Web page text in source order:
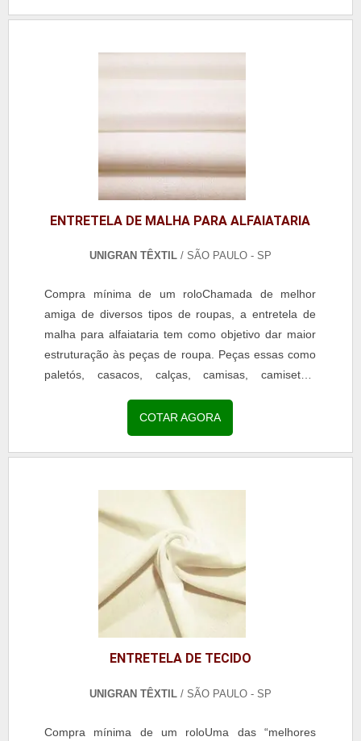
ENTRETELA DE MALHA PARA ALFAIATARIA
UNIGRAN TÊXTIL / SÃO PAULO - SP
Compra mínima de um roloChamada de melhor
amiga de diversos tipos de roupas, a entretela de
malha para alfaiataria tem como objetivo dar maior
estruturação às peças de roupa. Peças essas como
paletós, casacos, calças, camisas, camisetas,
COTAR AGORA
ENTRETELA DE TECIDO
UNIGRAN TÊXTIL / SÃO PAULO - SP
Compra mínima de um roloUma das “melhores